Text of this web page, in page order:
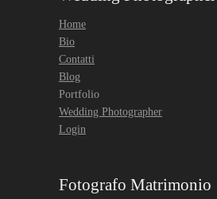
Home
Bio
Contatti
Blog
Portfolio
Wedding Photographer
Login
Fotografo Matrimonio